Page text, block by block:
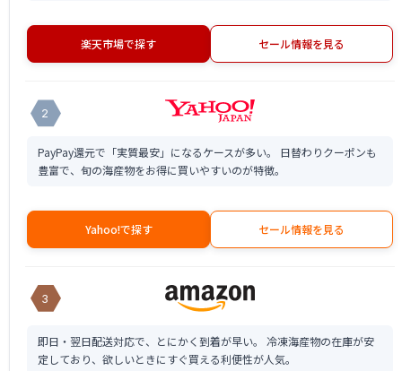
楽天市場で探す セール情報を見る
2
PayPay還元で「実質最安」になるケースが多い。 日替わりクーポンも
豊富で、旬の海産物をお得に買いやすいのが特徴。
Yahoo!で探す セール情報を見る
3
即日・翌日配送対応で、とにかく到着が早い。 冷凍海産物の在庫が安
定しており、欲しいときにすぐ買える利便性が人気。